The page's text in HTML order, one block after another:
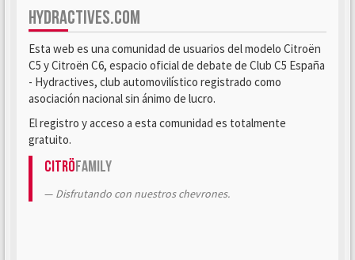
HYDRACTIVES.COM
Esta web es una comunidad de usuarios del modelo Citroën
C5 y Citroën C6, espacio oficial de debate de Club C5 España
- Hydractives, club automovilístico registrado como
asociación nacional sin ánimo de lucro.
El registro y acceso a esta comunidad es totalmente
gratuito.
CitröFamily
Disfrutando con nuestros chevrones.